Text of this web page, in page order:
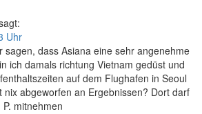
Uhr
sagen, dass Asiana eine sehr angenehme
ich damals richtung Vietnam gedüst und
auf dem Flughafen in Seoul
nix abgeworfen an Ergebnissen? Dort darf
mitnehmen